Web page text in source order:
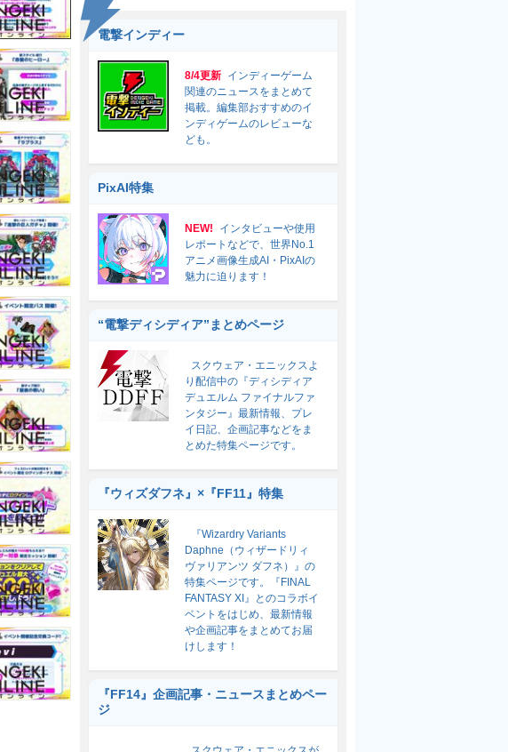
電撃インディー
8/4更新 インディーゲーム
関連のニュースをまとめて
掲載。編集部おすすめのイ
ンディゲームのレビューな
ども。
PixAI特集
NEW!
インタビューや使用
レポートなどで、世界No.1
アニメ画像生成AI・PixAIの
魅力に迫ります！
“電撃ディシディア”まとめページ
スクウェア・エニックスよ
り配信中の『ディシディア
デュエルム ファイナルファ
ンタジー』最新情報、プレ
イ日記、企画記事などをま
とめた特集ページです。
『ウィズダフネ』×『FF11』特集
『Wizardry Variants
Daphne（ウィザードリィ
ヴァリアンツ ダフネ）』の
特集ページです。『FINAL
FANTASY XI』とのコラボイ
ベントをはじめ、最新情報
や企画記事をまとめてお届
けします！
『FF14』企画記事・ニュースまとめペー
ジ